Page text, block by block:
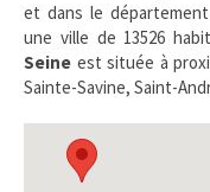
et dans le
une ville de 13526
Seine est située à
Sainte-Savine, Saint-